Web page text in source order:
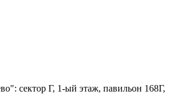
сектор Г, 1-ый этаж, павильон 168Г,